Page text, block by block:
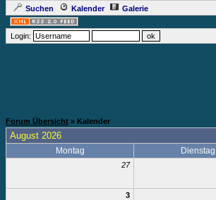
Suchen Kalender Galerie
Login:
Forum Übersicht » Kalender
August 2026
Montag Dienstag
27
3